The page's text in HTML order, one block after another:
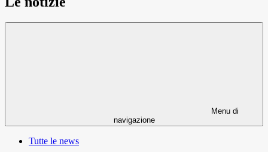
Menu di
navigazione
Tutte le news